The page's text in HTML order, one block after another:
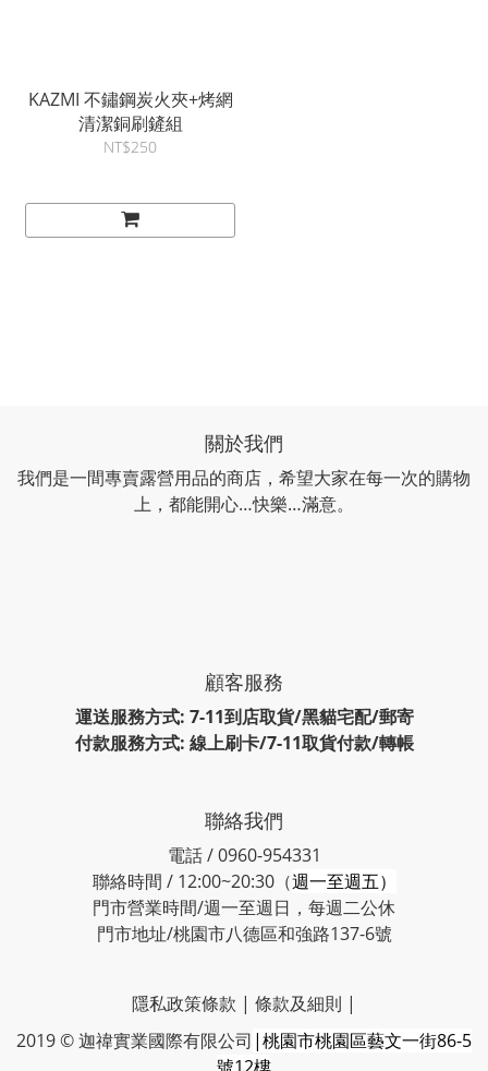
KAZMI 不鏽鋼炭火夾+烤網
清潔銅刷鏟組
NT$250
關於我們
我們是一間專賣露營用品的商店，希望大家在每一次的購物
上，都能開心…快樂…滿意。
顧客服務
運送服務方式: 7-11到店取貨/黑貓宅配/郵寄
付款服務方式: 線上刷卡/7-11取貨付款/轉帳
聯絡我們
電話 / 0960-954331
聯絡時間 / 12:00~20:30（週一至週五）
門市營業時間/週一至週日，每週二公休
門市地址/桃園市八德區和強路137-6號
隱私政策條款 | 條款及細則 |
2019 © 迦禕實業國際有限公司 |桃園市桃園區藝文一街86-5